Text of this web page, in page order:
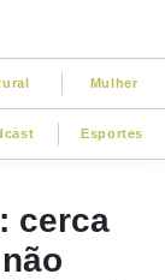
Mulher
Esportes
cerca